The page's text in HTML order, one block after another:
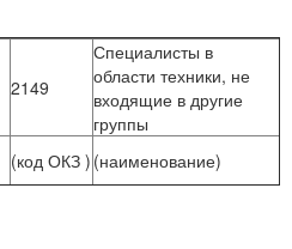
2149
Специалисты в
области техники, не
входящие в другие
группы
(код ОКЗ ) (наименование)